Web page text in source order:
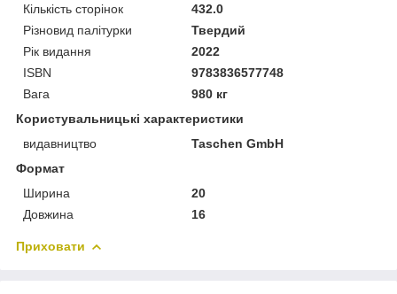
Кількість сторінок
432.0
Різновид палітурки
Твердий
Рік видання
2022
ISBN
9783836577748
Вага
980 кг
Користувальницькі характеристики
видавництво
Taschen GmbH
Формат
Ширина
20
Довжина
16
Приховати